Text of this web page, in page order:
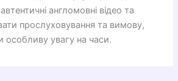
англомовні відео та
прослуховування та вимову,
особливу увагу на часи.